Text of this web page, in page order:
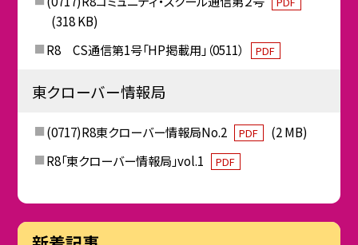
(318 KB)
R8 CS通信第1号「HP掲載用」（0511）
PDF
東クローバー情報局
(0717)R8東クローバー情報局No.2 PDF
(2 MB)
R8「東クローバー情報局」vol.1
PDF